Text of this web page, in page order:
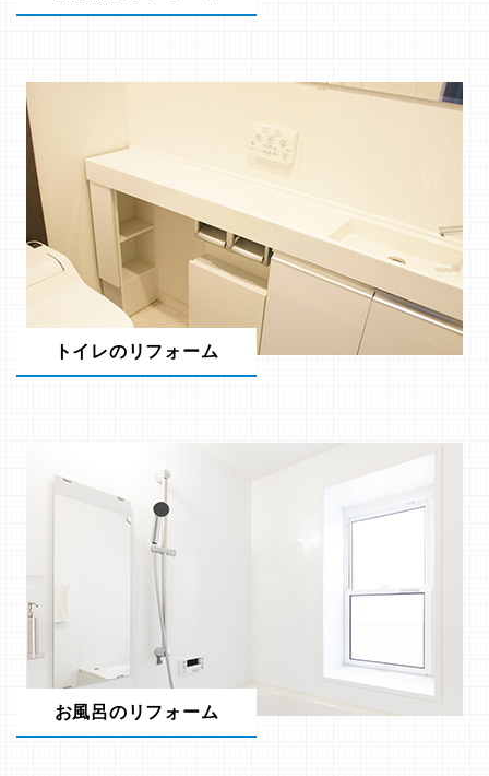
トイレのリフォーム
お風呂のリフォーム